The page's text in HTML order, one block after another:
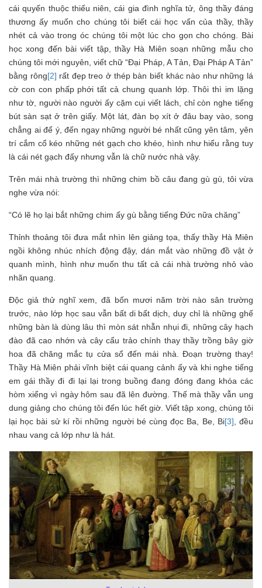
cái quyến thuộc thiếu niên, cái gia đình nghĩa tử, ông thầy đáng
thương ấy muốn cho chúng tôi biết cái học vấn của thầy, thầy
nhét cả vào trong óc chúng tôi một lúc cho gọn cho chóng. Bài
học xong đến bài viết tập, thầy Hà Miên soạn những mẫu cho
chúng tôi mới nguyên, viết chữ “Đại Pháp, A Tản, Đại Pháp A Tản”
bằng rông[2] rất đẹp treo ở thép bàn biết khác nào như những lá
cờ con con phấp phới tất cả chung quanh lớp. Thôi thì im lặng
như tờ, người nào người ấy cặm cụi viết lách, chỉ còn nghe tiếng
bút sàn sạt ở trên giấy. Một lát, đàn bọ xít ở đâu bay vào, song
chẳng ai để ý, đến ngay những người bé nhất cũng yên tâm, yên
trí cắm cổ kéo những nét gạch cho khéo, hình như hiểu rằng tuy
là cái nét gạch đấy nhưng vẫn là chữ nước nhà vậy.
Trên mái nhà trường thì những chim bồ câu đang gù gù, tôi vừa
nghe vừa nói:
“Có lẽ họ lại bắt những chim ấy gù bằng tiếng Đức nữa chăng”
Thỉnh thoảng tôi đưa mắt nhìn lên giảng tọa, thấy thầy Hà Miên
ngồi không nhúc nhích động đậy, dán mắt vào những đồ vật ở
quanh mình, hình như muốn thu tất cả cái nhà trường nhỏ vào
nhãn quang.
Độc giả thử nghĩ xem, đã bốn mươi năm trời nào sân trường
trước, nào lớp học sau vẫn bất di bất dịch, duy chỉ là những ghế
những bàn là dùng lâu thì mòn sát nhẵn nhụi đi, những cây hạch
đào đã cao nhớn và cây cẩu trảo chính thay thầy trồng bây giờ
hoa đã chăng mắc tụ cửa sổ đến mái nhà. Đoạn trường thay!
Thầy Hà Miên phải vĩnh biệt cái quang cảnh ấy và khi nghe tiếng
em gái thầy đi đi lại lại trong buồng đang đóng đang khóa các
hòm xiểng vì ngày hôm sau đã lên đường. Thế mà thầy vẫn ung
dung giảng cho chúng tôi đến lúc hết giờ. Viết tập xong, chúng tôi
lại học bài sử kí rồi những người bé cùng đọc Ba, Be, Bi[3] , đều
nhau vang cả lớp như là hát.